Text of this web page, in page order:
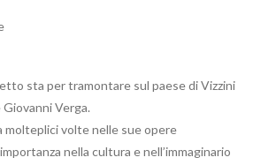
sta per tramontare sul paese di Vizzini
Verga.
molteplici volte nelle sue opere
nella cultura e nell’immaginario